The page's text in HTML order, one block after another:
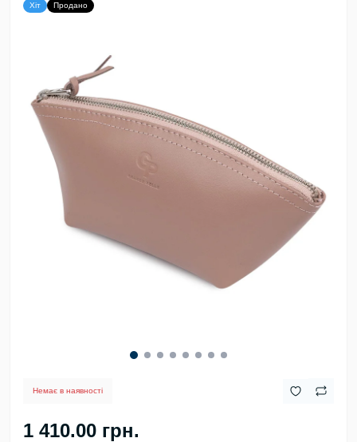
Хіт Продано
Немає в наявності
1 410.00 грн.